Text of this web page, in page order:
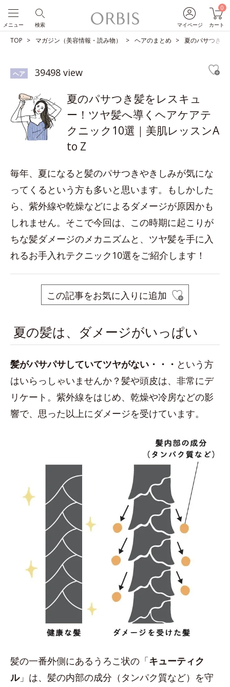
マイページ
0
カート
検索
メニュー
TOP マガジン（美容情報・読み物） ヘアのまとめ 夏のパサつき髪
ヘア 39498 view
夏のパサつき髪をレスキュ
ー！ツヤ髪へ導くヘアケアテ
クニック10選｜美肌レッスンA
to Z
毎年、夏になると髪のパサつきやきしみが気にな
ってくるという方も多いと思います。もしかした
ら、紫外線や乾燥などによるダメージが原因かも
しれません。そこで今回は、この時期に起こりが
ちな髪ダメージのメカニズムと、ツヤ髪を手に入
れるお手入れテクニック10選をご紹介します！
この記事をお気に入りに追加
夏の髪は、ダメージがいっぱい
髪がパサパサしていてツヤがない・・ ・ という方
はいらっしゃいませんか？髪や頭皮は、非常にデ
リケート。紫外線をはじめ、乾燥や冷房などの影
響で、思った以上にダメージを受けています。
髪の一番外側にあるうろこ状の「キューティク
ル」は、髪の内部の成分（タンパク質など）を守